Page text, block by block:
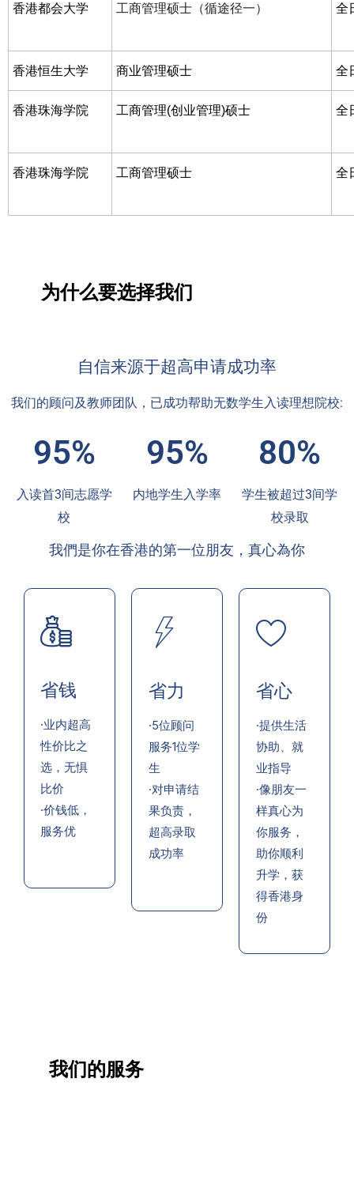
香港都会大学 工商管理硕士（循途径一） 全
香港恒生大学 商业管理硕士 全
香港珠海学院 工商管理(创业管理)硕士 全
香港珠海学院 工商管理硕士 全
为什么要选择我们
自信来源于超高申请成功率
我们的顾问及教师团队，已成功帮助无数学生入读理想院校:
95%
入读首3间志愿学
校
95%
内地学生入学率
80%
学生被超过3间学
校录取
我們是你在香港的第一位朋友，真心為你
省钱
·业内超高
性价比之
选，无惧
比价
·价钱低，
服务优
省力
·5位顾问
服务1位学
生
·对申请结
果负责，
超高录取
成功率
省心
·提供生活
协助、就
业指导
·像朋友一
样真心为
你服务，
助你顺利
升学，获
得香港身
份
我们的服务